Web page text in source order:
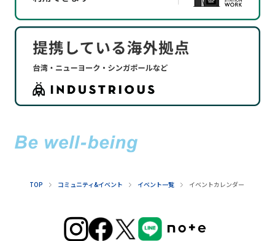
TOP コミュニティ&イベント イベント一覧 イベントカレンダー